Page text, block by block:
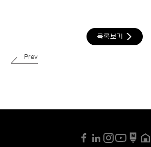
목록보기
Prev